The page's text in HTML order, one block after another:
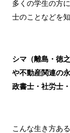
多くの学生の方
士のことなどを
シマ（離島・徳
や不動産関連の
政書士・社労士
こんな生き方あ